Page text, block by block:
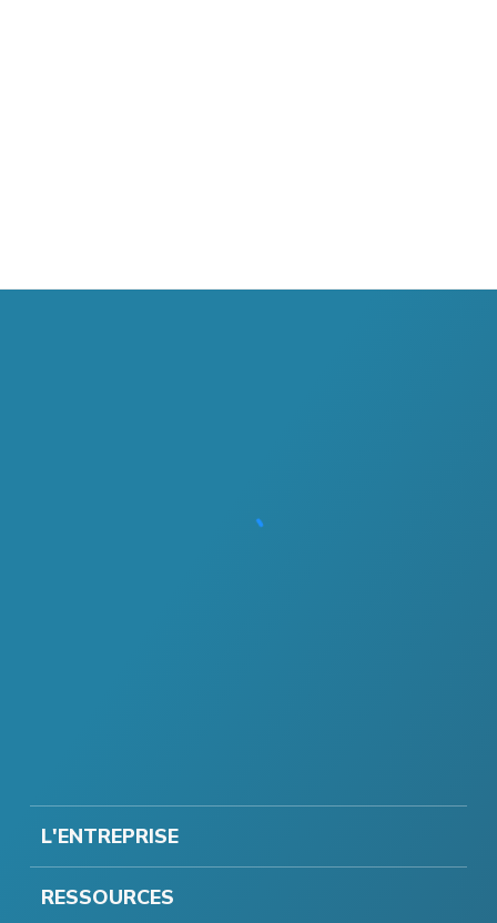
L'ENTREPRISE
RESSOURCES